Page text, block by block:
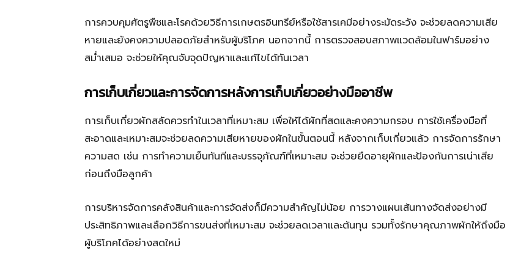
การควบคุมศัตรูพืชและโรคด้วยวิธีการเกษตรอินทรีย์หรือใช้สารเคมีอย่างระมัดระวัง จะช่วยลดความเสีย
หายและยังคงความปลอดภัยสำหรับผู้บริโภค นอกจากนี้ การตรวจสอบสภาพแวดล้อมในฟาร์มอย่าง
สม่ำเสมอ จะช่วยให้คุณจับจุดปัญหาและแก้ไขได้ทันเวลา
การเก็บเกี่ยวและการจัดการหลังการเก็บเกี่ยวอย่างมืออาชีพ
การเก็บเกี่ยวผักสลัดควรทำในเวลาที่เหมาะสม เพื่อให้ได้ผักที่สดและคงความกรอบ การใช้เครื่องมือที่
สะอาดและเหมาะสมจะช่วยลดความเสียหายของผักในขั้นตอนนี้ หลังจากเก็บเกี่ยวแล้ว การจัดการรักษา
ความสด เช่น การทำความเย็นทันทีและบรรจุภัณฑ์ที่เหมาะสม จะช่วยยืดอายุผักและป้องกันการเน่าเสีย
ก่อนถึงมือลูกค้า
การบริหารจัดการคลังสินค้าและการจัดส่งก็มีความสำคัญไม่น้อย การวางแผนเส้นทางจัดส่งอย่างมี
ประสิทธิภาพและเลือกวิธีการขนส่งที่เหมาะสม จะช่วยลดเวลาและต้นทุน รวมทั้งรักษาคุณภาพผักให้ถึงมือ
ผู้บริโภคได้อย่างสดใหม่